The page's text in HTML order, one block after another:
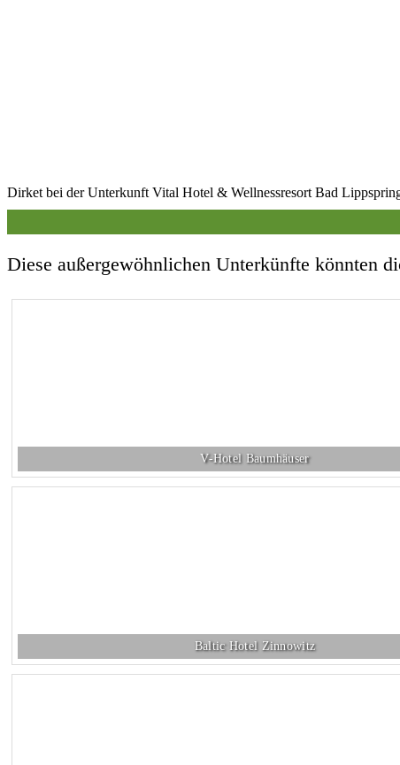
Dirket bei der Unterkunft Vital Hotel & Wellnessresort Bad
Diese außergewöhnlichen Unterkünfte könnten
V-Hotel Baumhäuser
Baltic Hotel Zinnowitz